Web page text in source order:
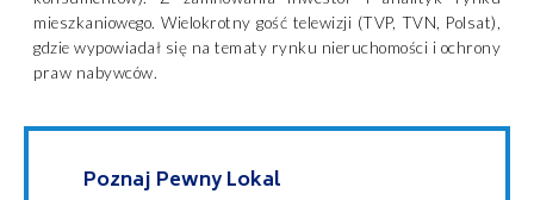
mieszkaniowego. Wielokrotny gość telewizji (TVP, TVN, Polsat),
gdzie wypowiadał się na tematy rynku nieruchomości i ochrony
praw nabywców.
Poznaj Pewny Lokal